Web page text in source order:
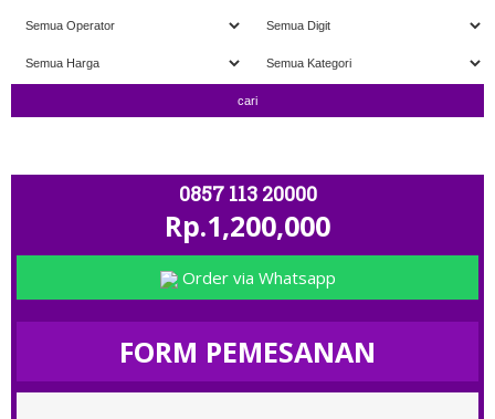
0857 113 20000
Rp.1,200,000
Order via Whatsapp
FORM PEMESANAN